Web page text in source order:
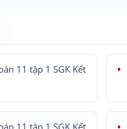
11 tập 1 SGK Kết